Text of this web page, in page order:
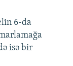
6-da
isə bir